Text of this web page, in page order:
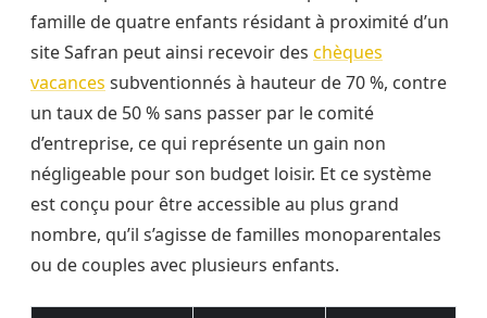
famille de quatre enfants résidant à proximité d’un
site Safran peut ainsi recevoir des chèques
vacances subventionnés à hauteur de 70 %, contre
un taux de 50 % sans passer par le comité
d’entreprise, ce qui représente un gain non
négligeable pour son budget loisir. Et ce système
est conçu pour être accessible au plus grand
nombre, qu’il s’agisse de familles monoparentales
ou de couples avec plusieurs enfants.